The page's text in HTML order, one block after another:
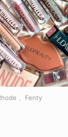
、Fenty